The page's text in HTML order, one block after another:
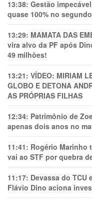
13:38: Gestão
quase 100% no
13:29: MAMATA DAS
vira alvo da PF após
49 milhões!
13:21: VÍDEO: MIRIAM
GLOBO E DETONA
AS PRÓPRIAS FILHAS
12:34: Patrimônio de
apenas dois anos no
11:41: Rogério Marinho
vai ao STF por quebra
11:17: Devassa do TCU
Flávio Dino aciona